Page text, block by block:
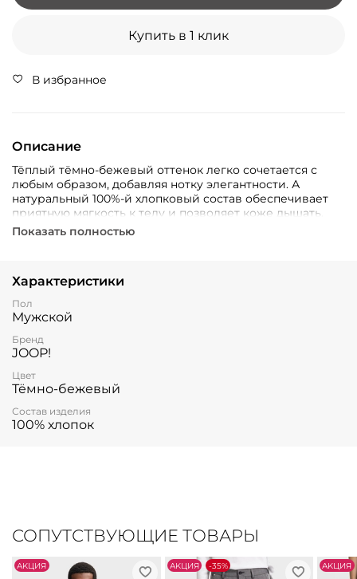
Купить в 1 клик
В избранное
Описание
Тёплый тёмно-бежевый оттенок легко сочетается с
любым образом, добавляя нотку элегантности. А
натуральный 100%-й хлопковый состав обеспечивает
приятную мягкость к телу и позволяет коже дышать.
Показать полностью
Характеристики
Пол
Мужской
Бренд
JOOP!
Цвет
Тёмно-бежевый
Состав изделия
100% хлопок
СОПУТСТВУЮЩИЕ ТОВАРЫ
АKЦИЯ АKЦИЯ -35% АKЦИЯ